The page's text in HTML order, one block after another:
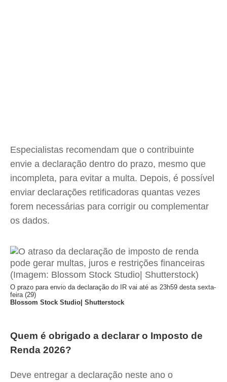
Especialistas recomendam que o contribuinte
envie a declaração dentro do prazo, mesmo que
incompleta, para evitar a multa. Depois, é possível
enviar declarações retificadoras quantas vezes
forem necessárias para corrigir ou complementar
os dados.
O prazo para envio da declaração do IR vai até as 23h59 desta sexta-
feira (29)
Blossom Stock Studio| Shutterstock
Quem é obrigado a declarar o Imposto de
Renda 2026?
Deve entregar a declaração neste ano o